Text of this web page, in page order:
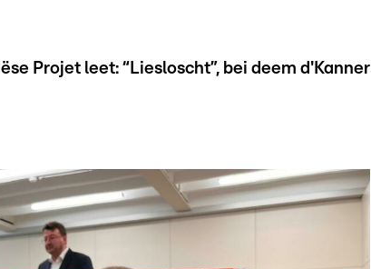
Projet leet: “Liesloscht”, bei deem d'Kanner